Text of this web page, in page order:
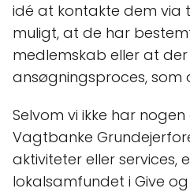
idé at kontakte dem via
muligt, at de har
medlemskab eller at der
ansøgningsproces, som
Selvom vi ikke har
Vagtbanke
aktiviteter eller services,
lokalsamfundet i Give